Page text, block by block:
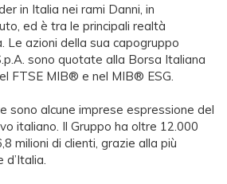
in Italia nei rami Danni, in
ed è tra le principali realtà
Le azioni della sua capogruppo
sono quotate alla Borsa Italiana
FTSE MIB® e nel MIB® ESG.
sono alcune imprese espressione del
italiano. Il Gruppo ha oltre 12.000
milioni di clienti, grazie alla più